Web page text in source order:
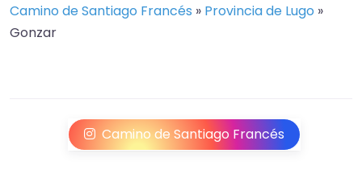
Camino de Santiago Francés » Provincia de Lugo »
Gonzar
Camino de Santiago Francés